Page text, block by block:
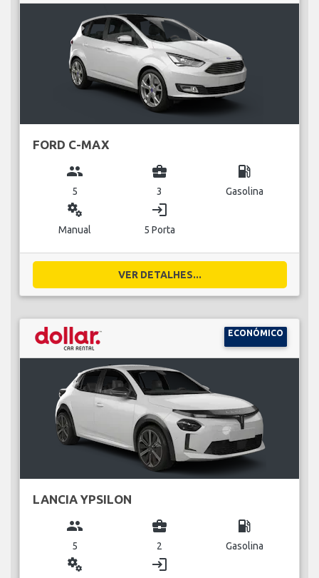
FORD C-MAX
group
5
business_center
3
local_gas_station
Gasolina
miscellaneous_services
Manual
login
5 Porta
VER DETALHES...
ECONÓMICO
LANCIA YPSILON
group
5
business_center
2
local_gas_station
Gasolina
miscellaneous_services login